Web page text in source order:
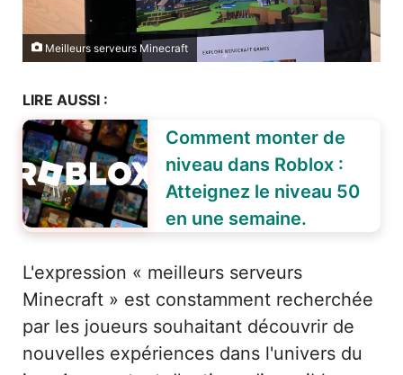
Meilleurs serveurs Minecraft
LIRE AUSSI :
Comment monter de
niveau dans Roblox :
Atteignez le niveau 50
en une semaine.
L'expression « meilleurs serveurs
Minecraft » est constamment recherchée
par les joueurs souhaitant découvrir de
nouvelles expériences dans l'univers du